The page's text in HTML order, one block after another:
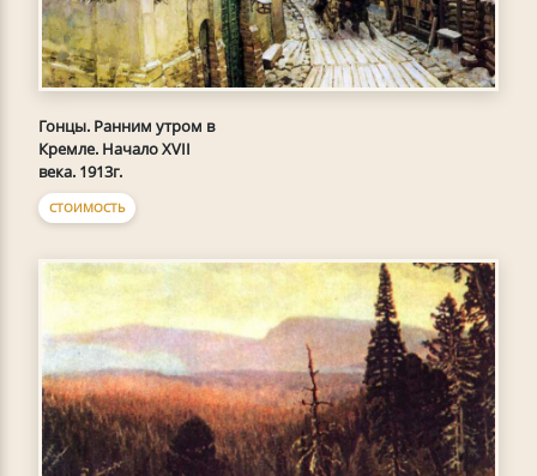
Гонцы. Ранним утром в
Кремле. Начало XVII
века. 1913г.
СТОИМОСТЬ